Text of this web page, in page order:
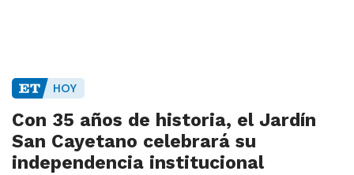
HOY
Con 35 años de historia, el Jardín
San Cayetano celebrará su
independencia institucional